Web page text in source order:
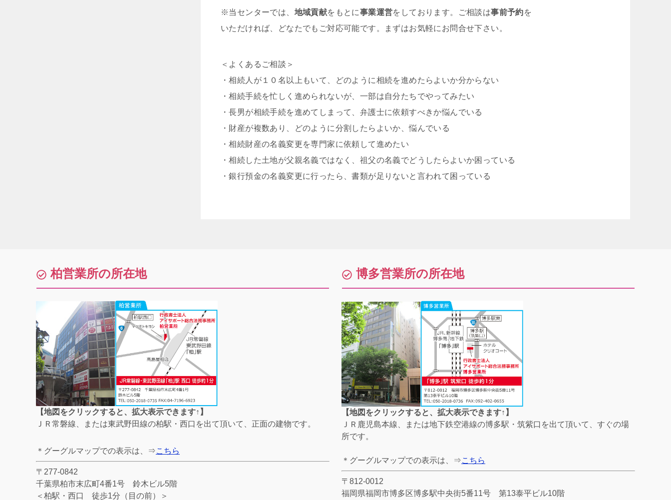
※当センターでは、 地域貢献をもとに事業運営をしております。ご相談は事前予約を
いただければ、どなたでもご対応可能です。まずはお気軽にお問合せ下さい。
＜よくあるご相談＞
・相続人が１０名以上もいて、どのように相続を進めたらよいか分からない
・相続手続を忙しく進められないが、一部は自分たちでやってみたい
・長男が相続手続を進めてしまって、弁護士に依頼すべきか悩んでいる
・財産が複数あり、どのように分割したらよいか、悩んでいる
・相続財産の名義変更を専門家に依頼して進めたい
・相続した土地が父親名義ではなく、祖父の名義でどうしたらよいか困っている
・銀行預金の名義変更に行ったら、書類が足りないと言われて困っている
柏営業所の所在地
【地図をクリックすると、拡大表示できます↑】
ＪＲ常磐線、または東武野田線の柏駅・西口を出て頂いて、正面の建物です。
＊グーグルマップでの表示は、⇒こちら
〒277-0842
千葉県柏市末広町4番1号 鈴木ビル5階
＜柏駅・西口 徒歩1分（目の前）＞
博多営業所の所在地
【地図をクリックすると、拡大表示できます↑】
ＪＲ鹿児島本線、または地下鉄空港線の博多駅・筑紫口を出て頂いて、すぐの場
所です。
＊グーグルマップでの表示は、⇒こちら
〒812-0012
福岡県福岡市博多区博多駅中央街5番11号 第13泰平ビル10階